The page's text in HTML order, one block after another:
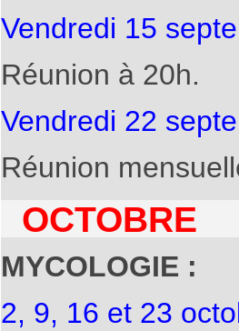
Vendredi 15
Réunion à 20h.
Vendredi 22
Réunion
OCTOBRE
MYCOLOGIE :
2, 9, 16 et 23